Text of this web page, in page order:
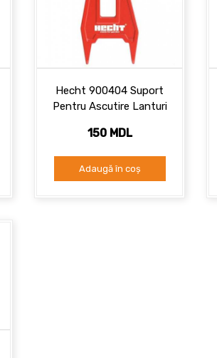
Hecht 900404 Suport
Pentru Ascutire Lanturi
150 MDL
Adaugă în coș